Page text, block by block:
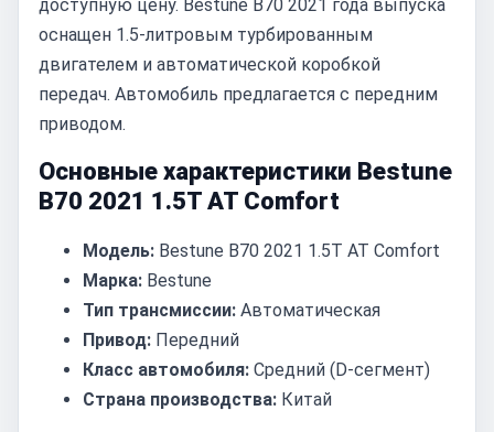
доступную цену. Bestune B70 2021 года выпуска
оснащен 1.5-литровым турбированным
двигателем и автоматической коробкой
передач. Автомобиль предлагается с передним
приводом.
Основные характеристики Bestune
B70 2021 1.5T AT Comfort
Модель: Bestune B70 2021 1.5T AT Comfort
Марка: Bestune
Тип трансмиссии: Автоматическая
Привод: Передний
Класс автомобиля: Средний (D-сегмент)
Страна производства: Китай